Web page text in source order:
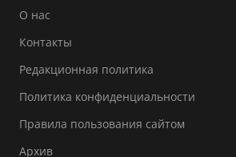
О нас
Контакты
Редакционная политика
Политика конфиденциальности
Правила пользования сайтом
Архив